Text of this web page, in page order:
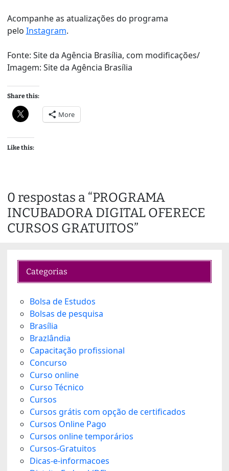
Acompanhe as atualizações do programa
pelo Instagram.
Fonte: Site da Agência Brasília, com modificações/
Imagem: Site da Agência Brasília
Share this:
More
Like this:
0 respostas a “PROGRAMA
INCUBADORA DIGITAL OFERECE
CURSOS GRATUITOS”
Categorias
Bolsa de Estudos
Bolsas de pesquisa
Brasília
Brazlândia
Capacitação profissional
Concurso
Curso online
Curso Técnico
Cursos
Cursos grátis com opção de certificados
Cursos Online Pago
Cursos online temporários
Cursos-Gratuitos
Dicas-e-informacoes